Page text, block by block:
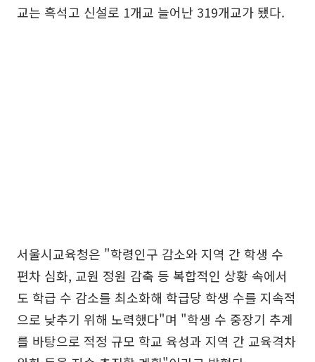
교는 흑석고 신설로 1개교 늘어난 319개교가 됐다.
서울시교육청은 "학령인구 감소와 지역 간 학생 수
편차 심화, 교원 정원 감축 등 복합적인 상황 속에서
도 학급 수 감소를 최소화해 학급당 학생 수를 지속적
으로 낮추기 위해 노력했다"며 "학생 수 중장기 추계
를 바탕으로 적정 규모 학교 육성과 지역 간 교육격차